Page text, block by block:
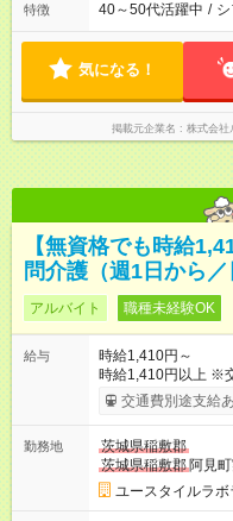
特徴 40～50代活躍中 /
気になる！
掲載元企業名 株式会社
【無資格でも時給
問介護（週1日から
アルバイト 職種未経験OK
給与
時給1,410円～
時給1,410円以上 ※
考慮して決定します 【収入例】 週1回勤務の場合：1,410円×8時
間×4回=4万5,120円 週3回勤務の場合：1,410円×8時間×12回
5,600円 【試用期間】試用期間あり 試用期間の長さ：2ヶ月
※ 雇用形態と給与に
形態：本採用時と同
交通費別途支給
勤務地
茨城県稲敷郡
茨城県稲敷郡 阿見
ユースタイルラ